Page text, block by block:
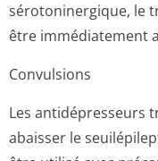
sérotoninergique, le
être immédiatement
Convulsions
Les antidépresseurs
abaisser le